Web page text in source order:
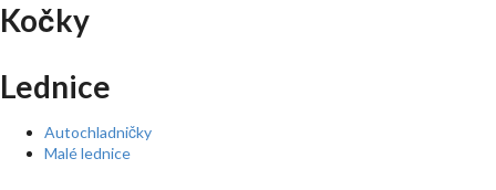
Kočky
Lednice
Autochladničky
Malé lednice